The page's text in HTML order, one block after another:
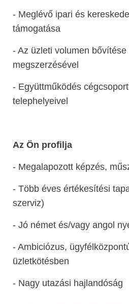
- Meglévő ipari és
támogatása
- Az üzleti volumen
megszerzésével
- Együttműködés
telephelyeivel
Az Ön profilja
- Megalapozott képzés,
- Több éves értékesítési
szerviz)
- Jó német és/vagy angol
- Ambiciózus,
üzletkötésben
- Nagy utazási hajlandóság